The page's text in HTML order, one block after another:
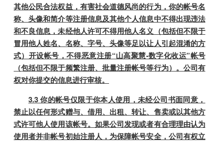
其他公民合法权益，有害社会道德风尚的行为，你的帐号名
称、头像和简介等注册信息及其他个人信息中不得出现违法
和不良信息，未经他人许可不得用他人名义（包括但不限于
冒用他人姓名、名称、字号、头像等足以让人引起混淆的方
式）开设帐号，不得恶意注册“山高聚慧-数字化收运”帐号
（包括但不限于频繁注册、批量注册帐号等行为）。公司有
权对你提交的信息进行审核。
3.3 你的帐号仅限于你本人使用，未经公司书面同意，
禁止以任何形式赠与、借用、出租、转让、售卖或以其他方
式许可他人使用该帐号。如果公司发现或者有合理理由认为
使用者并非帐号初始注册人，为保障帐号安全，公司有权立